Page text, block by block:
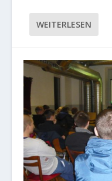
WEITERLESEN